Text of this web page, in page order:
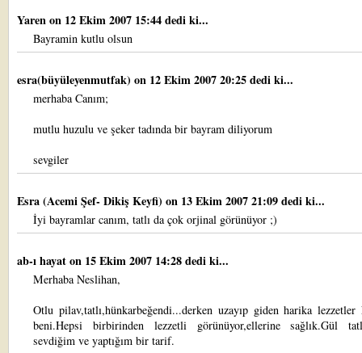
Yarenon 12 Ekim 2007 15:44 dedi ki...
Bayramin kutlu olsun
esra(büyüleyenmutfak) on 12 Ekim 2007 20:25 dedi ki...
merhaba Canım;
mutlu huzulu ve şeker tadında bir bayram diliyorum
sevgiler
Esra (Acemi Şef- Dikiş Keyfi) on 13 Ekim 2007 21:09 dedi ki...
İyi bayramlar canım, tatlı da çok orjinal görünüyor ;)
ab-ı hayaton 15 Ekim 2007 14:28 dedi ki...
Merhaba Neslihan,
Otlu pilav,tatlı,hünkarbeğendi...derken uzayıp giden harika lezzetler
beni.Hepsi birbirinden lezzetli görünüyor,ellerine sağlık.Gül
sevdiğim ve yaptığım bir tarif.